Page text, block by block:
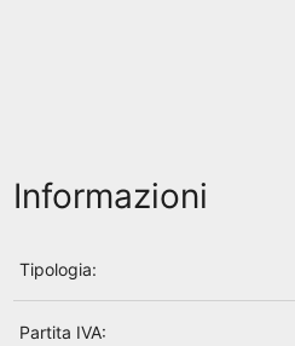
Informazioni
Tipologia:
Partita IVA: